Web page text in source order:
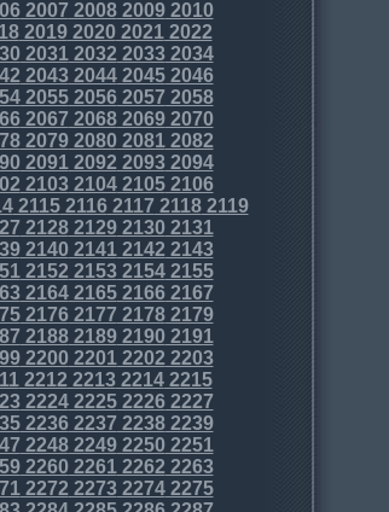
2007 200820092010
2019202020212022
20312032 20332034
2043204420452046
205520562057 2058
2067 206820692070
2079208020812082
20912092 20932094
2103210421052106
211521162117 21182119
2128212921302131
214021412142 2143
2152 215321542155
2164216521662167
21762177 21782179
2188218921902191
220022012202 2203
2212 221322142215
2224222522262227
22362237 22382239
2248224922502251
226022612262 2263
2272 227322742275